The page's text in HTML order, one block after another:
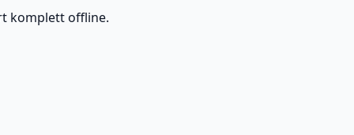
komplett offline.